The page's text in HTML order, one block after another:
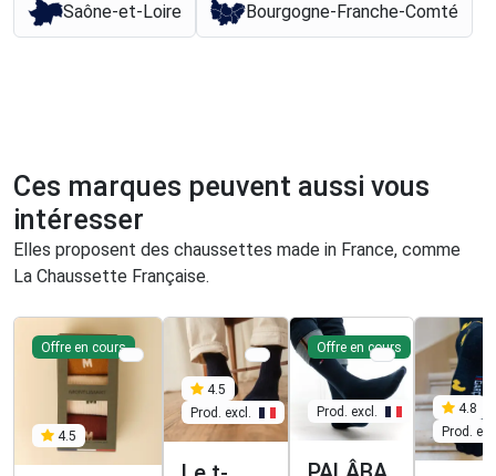
Saône-et-Loire Bourgogne-Franche-Comté
Ces marques peuvent aussi vous
intéresser
Elles proposent des chaussettes made in France, comme
La Chaussette Française.
Offre en cours
4.5
4.5
Prod. excl.
Offre en cours
Prod. excl.
4.8
Prod.